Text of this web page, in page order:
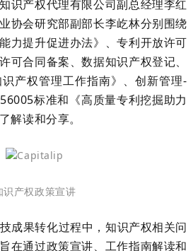
识产权代理有限公司副总经理李红
协会研究部副部长李屹林分别围绕
力提升促进办法》、专利开放许可
可合同备案、数据知识产权登记、
识产权管理工作指南》、创新管理-
标准和《高质量专利挖掘助力
解读和分享。
识产权政策宣讲
成果转化过程中，知识产权相关问
在通过政策宣讲、工作指南解读和